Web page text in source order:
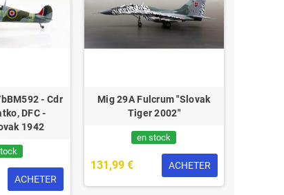
- Cdr
DFC -
1942
ACHETER
Mig 29A Fulcrum "Slovak
Tiger 2002"
en stock
131,99 € ACHETER